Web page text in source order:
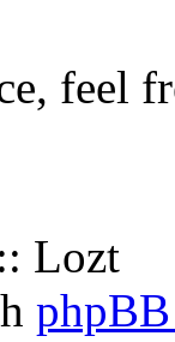
feel
Lozt